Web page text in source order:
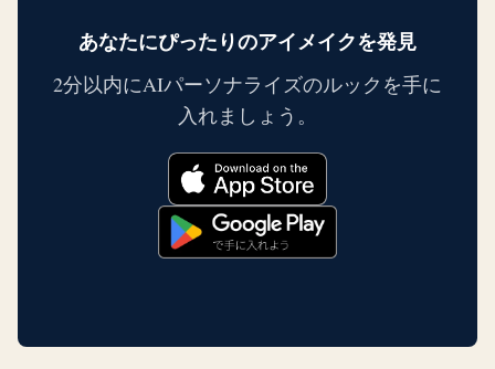
あなたにぴったりのアイメイクを発見
2分以内にAIパーソナライズのルックを手に
入れましょう。